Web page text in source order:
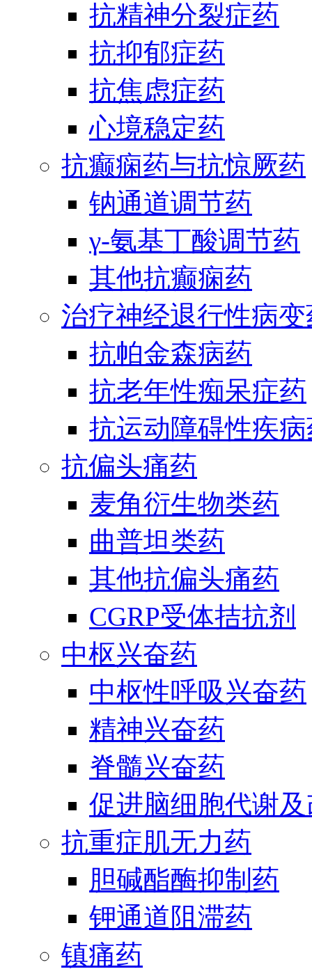
抗精神分裂症药
抗抑郁症药
抗焦虑症药
心境稳定药
抗癫痫药与抗惊厥药
钠通道调节药
γ-氨基丁酸调节药
其他抗癫痫药
治疗神经退行性病
抗帕金森病药
抗老年性痴呆症药
抗运动障碍性疾
抗偏头痛药
麦角衍生物类药
曲普坦类药
其他抗偏头痛药
CGRP受体拮抗剂
中枢兴奋药
中枢性呼吸兴奋药
精神兴奋药
脊髓兴奋药
促进脑细胞代谢
抗重症肌无力药
胆碱酯酶抑制药
钾通道阻滞药
镇痛药